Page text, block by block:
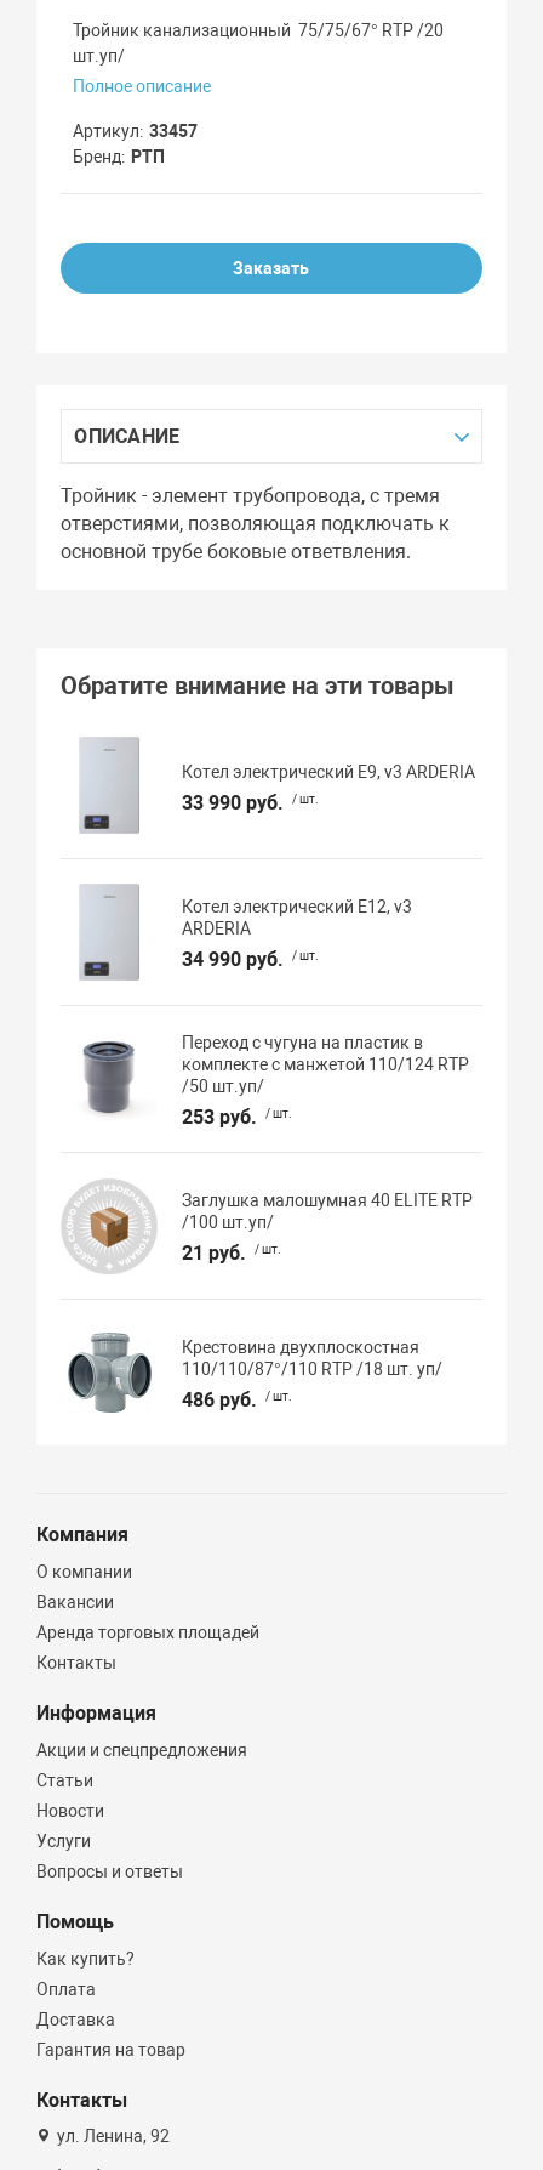
Тройник канализационный 75/75/67° RTP /20
шт.уп/
Полное описание
Артикул 33457
Бренд
РТП
Заказать
ОПИСАНИЕ
Тройник - элемент трубопровода, с тремя
отверстиями, позволяющая подключать к
основной трубе боковые ответвления.
Обратите внимание на эти товары
Котел электрический E9, v3 ARDERIA
33 990 руб. / шт.
Котел электрический E12, v3
ARDERIA
34 990 руб. / шт.
Переход с чугуна на пластик в
комплекте с манжетой 110/124 RTP
/50 шт.уп/
253 руб. / шт.
Заглушка малошумная 40 ELITE RTP
/100 шт.уп/
21 руб. / шт.
Крестовина двухплоскостная
110/110/87°/110 RTP /18 шт. уп/
486 руб. / шт.
Компания
О компании
Вакансии
Аренда торговых площадей
Контакты
Информация
Акции и спецпредложения
Статьи
Новости
Услуги
Вопросы и ответы
Помощь
Как купить?
Оплата
Доставка
Гарантия на товар
Контакты
ул. Ленина, 92